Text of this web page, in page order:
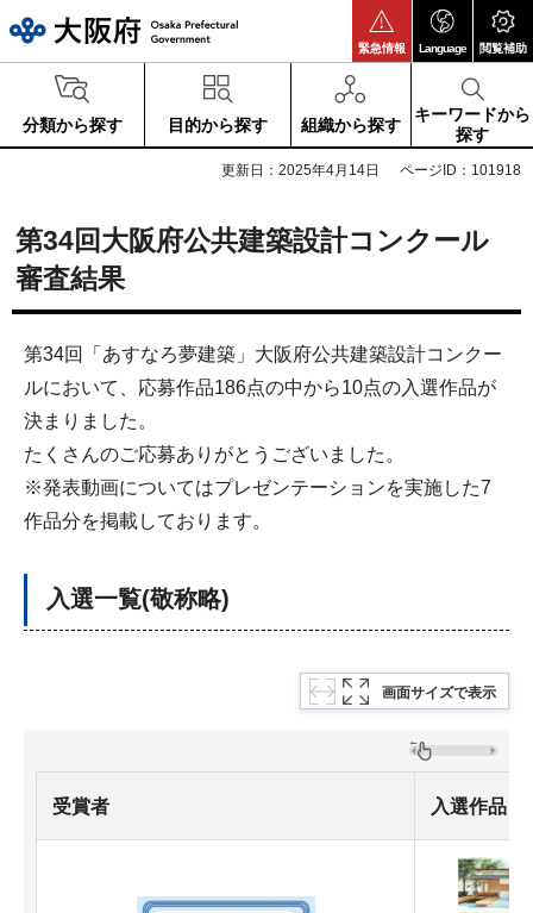
緊急情報 Language 閲覧補助
分類から探す 目的から探す 組織から探す
キーワードから
探す
更新日：2025年4月14日 ページID：101918
第34回大阪府公共建築設計コンクール
審査結果
第34回「あすなろ夢建築」大阪府公共建築設計コンクー
ルにおいて、応募作品186点の中から10点の入選作品が
決まりました。
たくさんのご応募ありがとうございました。
※発表動画についてはプレゼンテーションを実施した7
作品分を掲載しております。
入選一覧(敬称略)
画面サイズで表示
受賞者 入選作品